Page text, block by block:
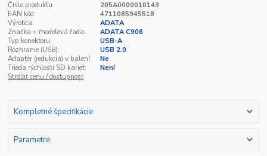
Číslo produktu:
205A0000010143
EAN kód:
4711085945518
Výrobca:
ADATA
Značka + modelová řada:
ADATA C906
Typ konektoru:
USB-A
Rozhranie (USB):
USB 2.0
Adaptér (redukcia) v balení:
Ne
Trieda rýchlosti SD kariet:
Není
Strážiť cenu / dostupnosť
Kompletné špecifikácie
Parametre